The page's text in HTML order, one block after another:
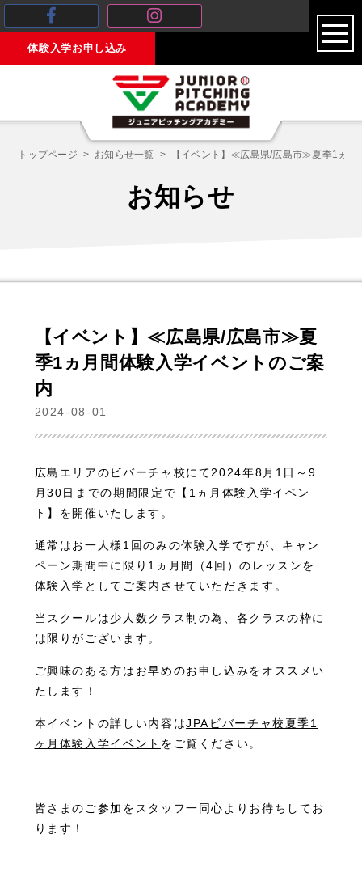
体験入学お申し込み
toggle
トップページ お知らせ一覧 【イベント】≪広島県/広島市≫夏季1ヵ月
お知らせ
【イベント】≪広島県/広島市≫夏
季1ヵ月間体験入学イベントのご案
内
2024-08-01
広島エリアのビバーチャ校にて2024年8月1日～9
月30日までの期間限定で【1ヵ月体験入学イベン
ト】を開催いたします。
通常はお一人様1回のみの体験入学ですが、キャン
ペーン期間中に限り1ヵ月間（4回）のレッスンを
体験入学としてご案内させていただきます。
当スクールは少人数クラス制の為、各クラスの枠に
は限りがございます。
ご興味のある方はお早めのお申し込みをオススメい
たします！
本イベントの詳しい内容はJPAビバーチャ校夏季1
ヶ月体験入学イベント をご覧ください。
皆さまのご参加をスタッフ一同心よりお待ちしてお
ります！